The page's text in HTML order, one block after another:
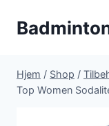
Hjem / Shop /
Top Women